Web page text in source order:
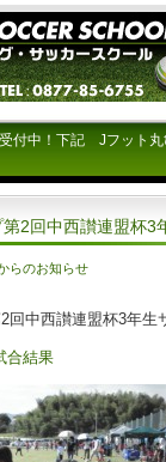
付中！下記 Jフット丸
2回中西讃連盟杯3
らのお知らせ
回中西讃連盟杯3年生
合結果